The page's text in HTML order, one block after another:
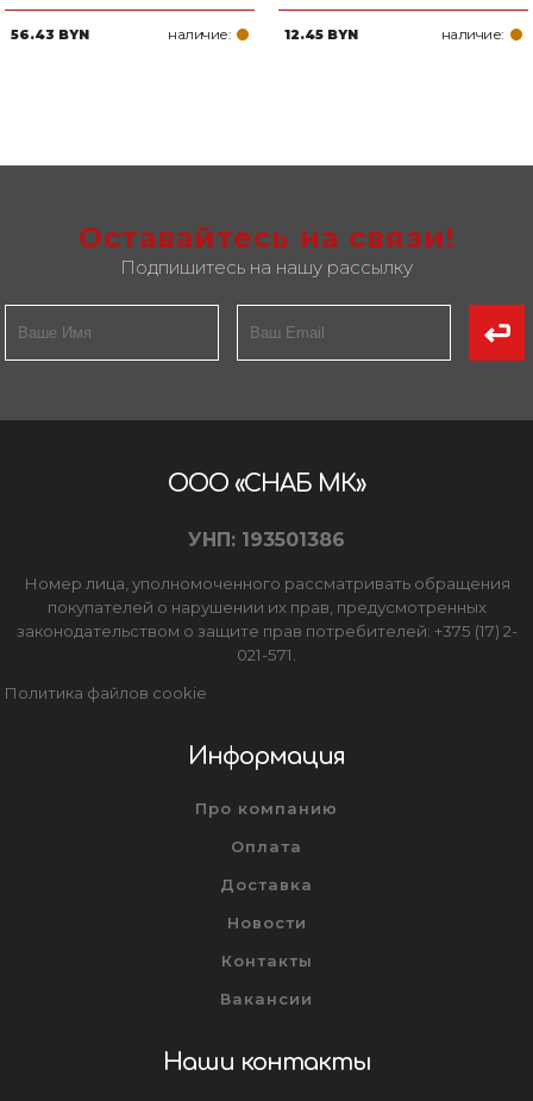
56.43 BYN наличие: 12.45 BYN наличие:
Оставайтесь на связи!
Подпишитесь на нашу рассылку
ООО «СНАБ МК»
УНП: 193501386
Номер лица, уполномоченного рассматривать обращения
покупателей о нарушении их прав, предусмотренных
законодательством о защите прав потребителей: +375 (17) 2-
021-571.
Политика файлов cookie
Информация
Про компанию
Оплата
Доставка
Новости
Контакты
Вакансии
Наши контакты